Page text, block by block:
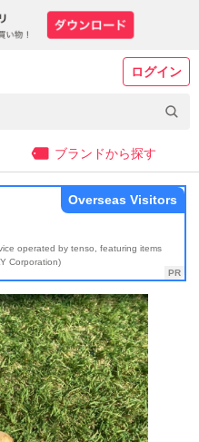
ログイン
ブランドから探す
operated by tenso, featuring items
Corporation)
Overseas Visitors